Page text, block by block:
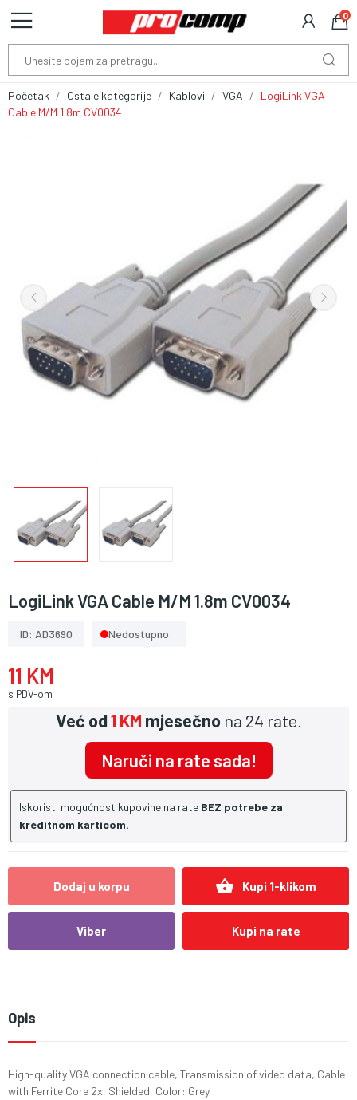
0
Početak Ostale kategorije Kablovi VGA
LogiLink VGA
Cable M/M 1.8m CV0034
LogiLink VGA Cable M/M 1.8m CV0034
ID: AD3690 Nedostupno
11 KM
s PDV-om
Već od1 KM mjesečno na 24 rate.
Naruči na rate sada!
Iskoristi mogućnost kupovine na rate BEZ potrebe za
kreditnom karticom.
Dodaj u korpu shopping_basket Kupi 1-klikom
Viber Kupi na rate
Opis
High-quality VGA connection cable, Transmission of video data, Cable
with Ferrite Core 2x, Shielded, Color: Grey